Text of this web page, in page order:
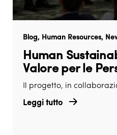
Blog Human Resources
Human
Valore per le
Il progetto, in
Leggi tutto